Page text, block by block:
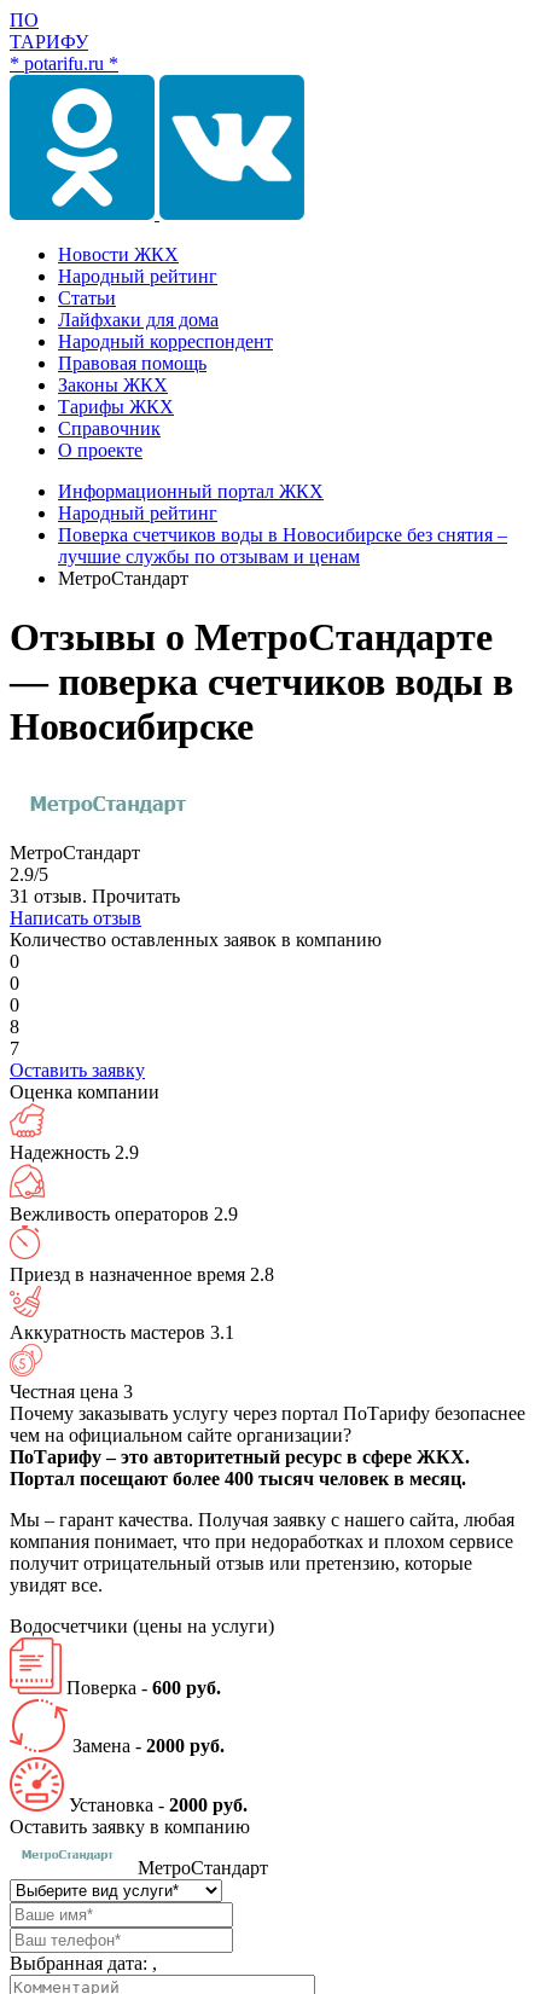
ПО
ТАРИФУ
* potarifu.ru *
Новости ЖКХ
Народный рейтинг
Статьи
Лайфхаки для дома
Народный корреспондент
Правовая помощь
Законы ЖКХ
Тарифы ЖКХ
Справочник
О проекте
Информационный портал ЖКХ
Народный рейтинг
Поверка счетчиков воды в Новосибирске без снятия –
лучшие службы по отзывам и ценам
МетроСтандарт
Отзывы о МетроСтандарте
— поверка счетчиков воды в
Новосибирске
МетроСтандарт
2.9/5
31 отзыв. Прочитать
Написать отзыв
Количество оставленных заявок в компанию
0
0
0
8
7
Оставить заявку
Оценка компании
Надежность 2.9
Вежливость операторов 2.9
Приезд в назначенное время 2.8
Аккуратность мастеров 3.1
Честная цена 3
Почему заказывать услугу через портал ПоТарифу безопаснее
чем на официальном сайте организации?
ПоТарифу – это авторитетный ресурс в сфере ЖКХ.
Портал посещают более 400 тысяч человек в месяц.
Мы – гарант качества. Получая заявку с нашего сайта, любая
компания понимает, что при недоработках и плохом сервисе
получит отрицательный отзыв или претензию, которые
увидят все.
Водосчетчики (цены на услуги)
Поверка - 600 руб.
Замена - 2000 руб.
Установка - 2000 руб.
Оставить заявку в компанию
МетроСтандарт
Выбранная дата: ,